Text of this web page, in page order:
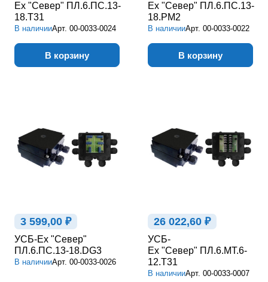
Ex "Север" ПЛ.6.ПС.13-
18.Т31
В наличииАрт. 00-0033-0024
В корзину
Ex "Север" ПЛ.6.ПС.13-
18.РМ2
В наличииАрт. 00-0033-0022
В корзину
3 599,00 ₽
УСБ-Ex "Север"
ПЛ.6.ПС.13-18.DG3
В наличииАрт. 00-0033-0026
26 022,60 ₽
УСБ-
Ex "Север" ПЛ.6.МТ.6-
12.Т31
В наличииАрт. 00-0033-0007